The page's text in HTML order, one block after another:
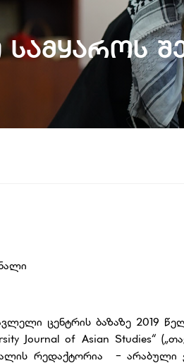
ცენტრის ბაზაზე 2019
Journal of Asian Studies“
რედაქტორია - არაბული